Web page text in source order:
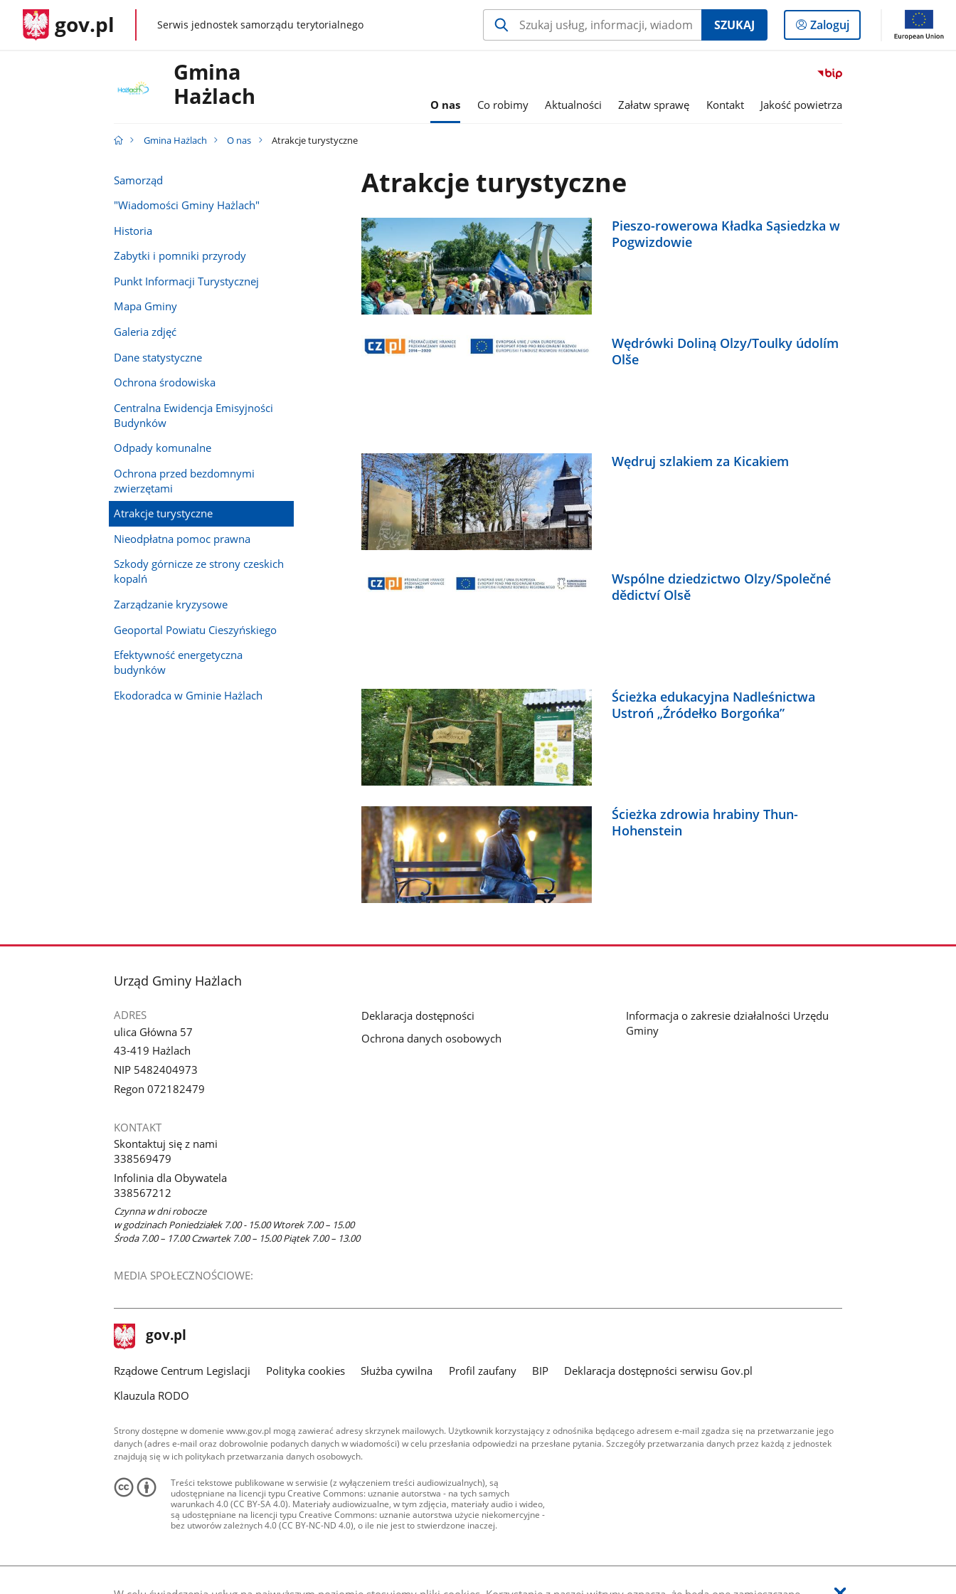
gov.pl gov.plSerwis jednostek samorządu terytorialnego SZUKAJ
Logowanie
do
Zaloguj
Przejdź
serwisu
Gmina
Hażlach
O nas Co robimy Aktualności Załatw sprawę Kontakt Jakość powietrza
Gmina Hażlach O nas Atrakcje turystyczne
Samorząd
"Wiadomości Gminy Hażlach"
Historia
Zabytki i pomniki przyrody
Punkt Informacji Turystycznej
Mapa Gminy
Galeria zdjęć
Dane statystyczne
Ochrona środowiska
Centralna Ewidencja Emisyjności
Budynków
Odpady komunalne
Ochrona przed bezdomnymi
zwierzętami
Atrakcje turystyczne
Nieodpłatna pomoc prawna
Szkody górnicze ze strony czeskich
kopalń
Zarządzanie kryzysowe
Geoportal Powiatu Cieszyńskiego
Efektywność energetyczna
budynków
Ekodoradca w Gminie Hażlach
Atrakcje turystyczne
Pieszo-rowerowa Kładka Sąsiedzka w
Pogwizdowie
Wędrówki Doliną Olzy/Toulky údolím
Olše
Wędruj szlakiem za Kicakiem
Wspólne dziedzictwo Olzy/Společné
dědictví Olsě
Ścieżka edukacyjna Nadleśnictwa
Ustroń „Źródełko Borgońka”
Ścieżka zdrowia hrabiny Thun-
Hohenstein
stopka
Urząd Gminy Hażlach
ADRES
ulica Główna 57
43-419 Hażlach
NIP 5482404973
Regon 072182479
KONTAKT
Skontaktuj się z nami
338569479
Infolinia dla Obywatela
338567212
Czynna w dni robocze
w godzinach Poniedziałek 7.00 - 15.00 Wtorek 7.00 – 15.00
Środa 7.00 – 17.00 Czwartek 7.00 – 15.00 Piątek 7.00 – 13.00
MEDIA SPOŁECZNOŚCIOWE:
Deklaracja dostępności
Ochrona danych osobowych
Informacja o zakresie działalności Urzędu
Gminy
stopka
gov.pl Strona
gov.pl
Rządowe Centrum Legislacji Polityka cookies Służba cywilna Profil zaufany BIP
Deklaracja dostępności serwisu Gov.pl
Klauzula RODO
Strony dostępne w domenie www.gov.pl mogą zawierać adresy skrzynek mailowych. Użytkownik korzystający z odnośnika będącego adresem e-mail zgadza się na przetwarzanie jego
danych (adres e-mail oraz dobrowolnie podanych danych w wiadomości) w celu przesłania odpowiedzi na przesłane pytania. Szczegóły przetwarzania danych przez każdą z jednostek
znajdują się w ich politykach przetwarzania danych osobowych.
Treści tekstowe publikowane w serwisie (z wyłączeniem treści audiowizualnych), są
udostępniane na licencji typu Creative Commons: uznanie autorstwa - na tych samych
warunkach 4.0 (CC BY-SA 4.0). Materiały audiowizualne, w tym zdjęcia, materiały audio i wideo,
są udostępniane na licencji typu Creative Commons: uznanie autorstwa użycie niekomercyjne -
bez utworów zależnych 4.0 (CC BY-NC-ND 4.0), o ile nie jest to stwierdzone inaczej.